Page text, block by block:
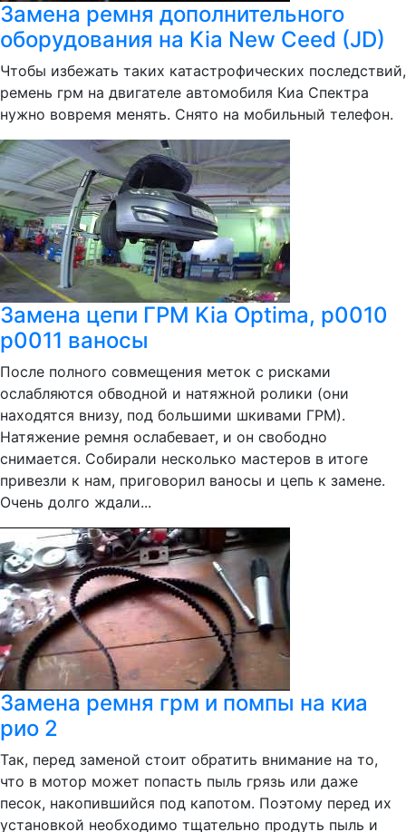
Замена ремня дополнительного
оборудования на Kia New Ceed (JD)
Чтобы избежать таких катастрофических последствий,
ремень грм на двигателе автомобиля Киа Спектра
нужно вовремя менять. Снято на мобильный телефон.
Замена цепи ГРМ Kia Optima, p0010
p0011 ваносы
После полного совмещения меток с рисками
ослабляются обводной и натяжной ролики (они
находятся внизу, под большими шкивами ГРМ).
Натяжение ремня ослабевает, и он свободно
снимается. Собирали несколько мастеров в итоге
привезли к нам, приговорил ваносы и цепь к замене.
Очень долго ждали...
Замена ремня грм и помпы на киа
рио 2
Так, перед заменой стоит обратить внимание на то,
что в мотор может попасть пыль грязь или даже
песок, накопившийся под капотом. Поэтому перед их
установкой необходимо тщательно продуть пыль и